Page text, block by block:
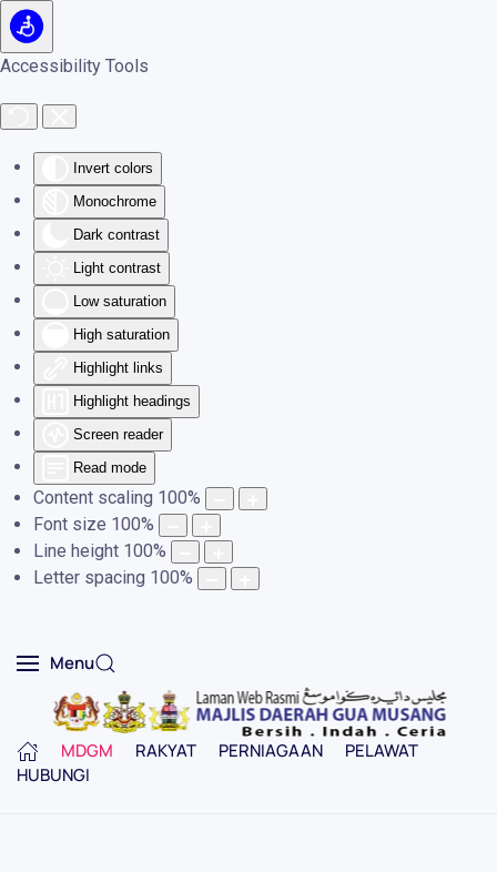
Accessibility Tools
Invert colors
Monochrome
Dark contrast
Light contrast
Low saturation
High saturation
Highlight links
Highlight headings
Screen reader
Read mode
Content scaling 100%
Font size 100%
Line height 100%
Letter spacing 100%
Skip to main content
Menu
MDGM RAKYAT PERNIAGAAN
PELAWAT
HUBUNGI